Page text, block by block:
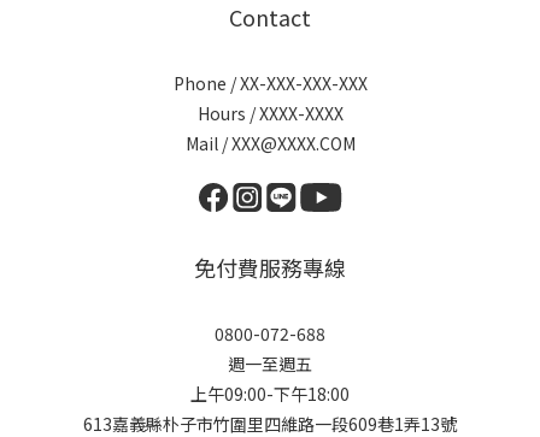
Contact
Phone / XX-XXX-XXX-XXX
Hours / XXXX-XXXX
Mail / XXX@XXXX.COM
免付費服務專線
0800-072-688
週一至週五
上午09:00-下午18:00
613嘉義縣朴子市竹圍里四維路一段609巷1弄13號